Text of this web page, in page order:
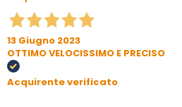
13 Giugno 2023
OTTIMO VELOCISSIMO E PRECISO
Acquirente verificato